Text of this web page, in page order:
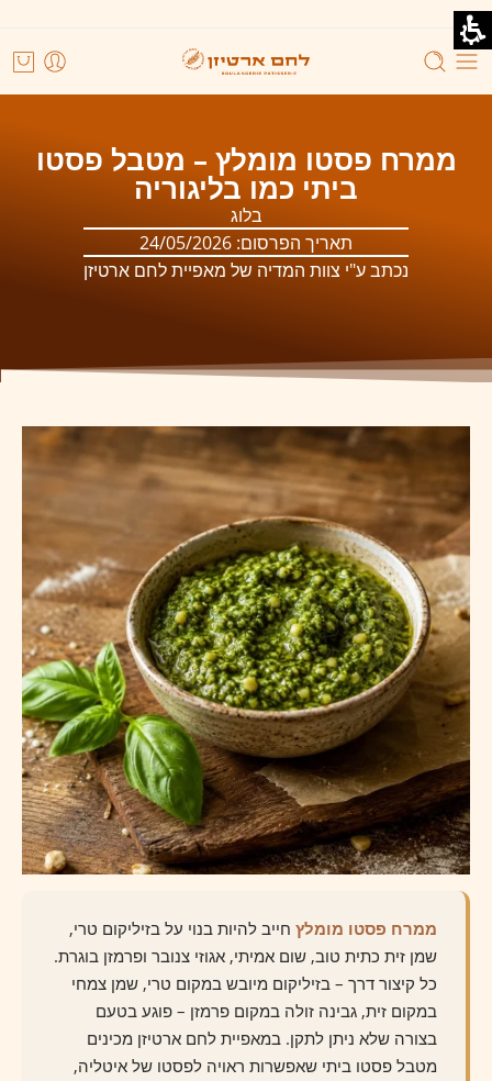
ממרח פסטו מומלץ – מטבל פסטו
ביתי כמו בליגוריה
בלוג
תאריך הפרסום: 24/05/2026
נכתב ע"י צוות המדיה של מאפיית לחם ארטיזן
ממרח פסטו מומלץ חייב להיות בנוי על בזיליקום טרי,
שמן זית כתית טוב, שום אמיתי, אגוזי צנובר ופרמזן בוגרת.
כל קיצור דרך – בזיליקום מיובש במקום טרי, שמן צמחי
במקום זית, גבינה זולה במקום פרמזן – פוגע בטעם
בצורה שלא ניתן לתקן. במאפיית לחם ארטיזן מכינים
מטבל פסטו ביתי שאפשרות ראויה לפסטו של איטליה,